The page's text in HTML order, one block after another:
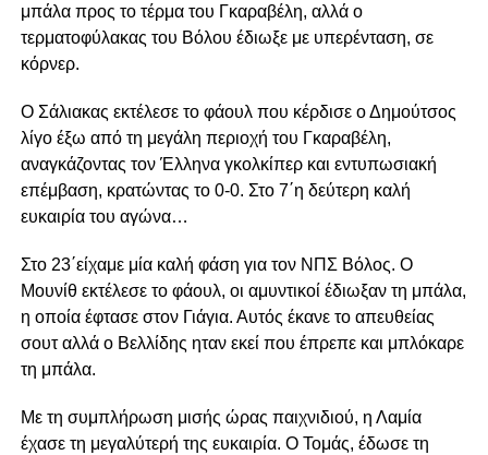
μπάλα προς το τέρμα του Γκαραβέλη, αλλά ο
τερματοφύλακας του Βόλου έδιωξε με υπερένταση, σε
κόρνερ.
Ο Σάλιακας εκτέλεσε το φάουλ που κέρδισε ο Δημούτσος
λίγο έξω από τη μεγάλη περιοχή του Γκαραβέλη,
αναγκάζοντας τον Έλληνα γκολκίπερ και εντυπωσιακή
επέμβαση, κρατώντας το 0-0. Στο 7΄η δεύτερη καλή
ευκαιρία του αγώνα…
Στο 23΄είχαμε μία καλή φάση για τον ΝΠΣ Βόλος. Ο
Μουνίθ εκτέλεσε το φάουλ, οι αμυντικοί έδιωξαν τη μπάλα,
η οποία έφτασε στον Γιάγια. Αυτός έκανε το απευθείας
σουτ αλλά ο Βελλίδης ηταν εκεί που έπρεπε και μπλόκαρε
τη μπάλα.
Με τη συμπλήρωση μισής ώρας παιχνιδιού, η Λαμία
έχασε τη μεγαλύτερή της ευκαιρία. Ο Τομάς, έδωσε τη